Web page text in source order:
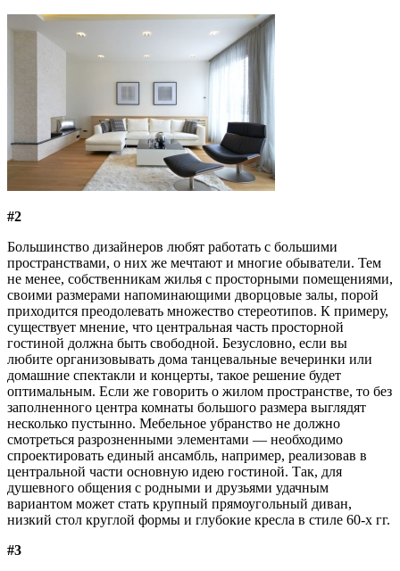
#2
Большинство дизайнеров любят работать с большими
пространствами, о них же мечтают и многие обыватели. Тем
не менее, собственникам жилья с просторными помещениями,
своими размерами напоминающими дворцовые залы, порой
приходится преодолевать множество стереотипов. К примеру,
существует мнение, что центральная часть просторной
гостиной должна быть свободной. Безусловно, если вы
любите организовывать дома танцевальные вечеринки или
домашние спектакли и концерты, такое решение будет
оптимальным. Если же говорить о жилом пространстве, то без
заполненного центра комнаты большого размера выглядят
несколько пустынно. Мебельное убранство не должно
смотреться разрозненными элементами — необходимо
спроектировать единый ансамбль, например, реализовав в
центральной части основную идею гостиной. Так, для
душевного общения с родными и друзьями удачным
вариантом может стать крупный прямоугольный диван,
низкий стол круглой формы и глубокие кресла в стиле 60-х гг.
#3